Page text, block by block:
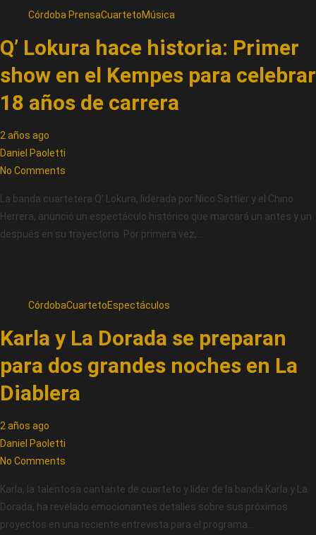
Córdoba PrensaCuartetoMúsica
Q’ Lokura hace historia: Primer
show en el Kempes para celebrar
18 años de carrera
2 años ago
Daniel Paoletti
No Comments
La banda cuartetera Q’ Lokura, liderada por Nico Sattler y el Chino
Herrera, anunció un espectáculo histórico que marcará un antes y un
después en su trayectoria. Por primera vez,…
CórdobaCuartetoEspectáculos
Karla y La Dorada se preparan
para dos grandes noches en La
Diablera
2 años ago
Daniel Paoletti
No Comments
Karla, la talentosa cantante de cuarteto y líder de la banda Karla y La
Dorada, ha revelado emocionantes detalles sobre sus próximos
proyectos en una reciente entrevista para el programa…